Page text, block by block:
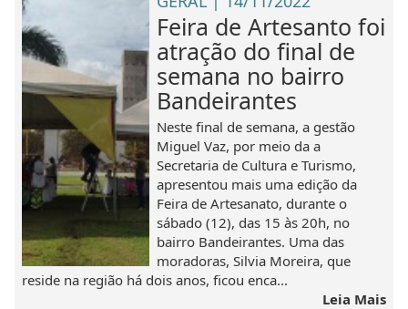
Feira de Artesanto foi
atração do final de
semana no bairro
Bandeirantes
Neste final de semana, a gestão
Miguel Vaz, por meio da a
Secretaria de Cultura e Turismo,
apresentou mais uma edição da
Feira de Artesanato, durante o
sábado (12), das 15 às 20h, no
bairro Bandeirantes. Uma das
moradoras, Silvia Moreira, que
reside na região há dois anos, ficou enca...
Leia Mais